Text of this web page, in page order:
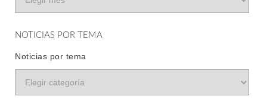
NOTICIAS POR TEMA
Noticias por tema